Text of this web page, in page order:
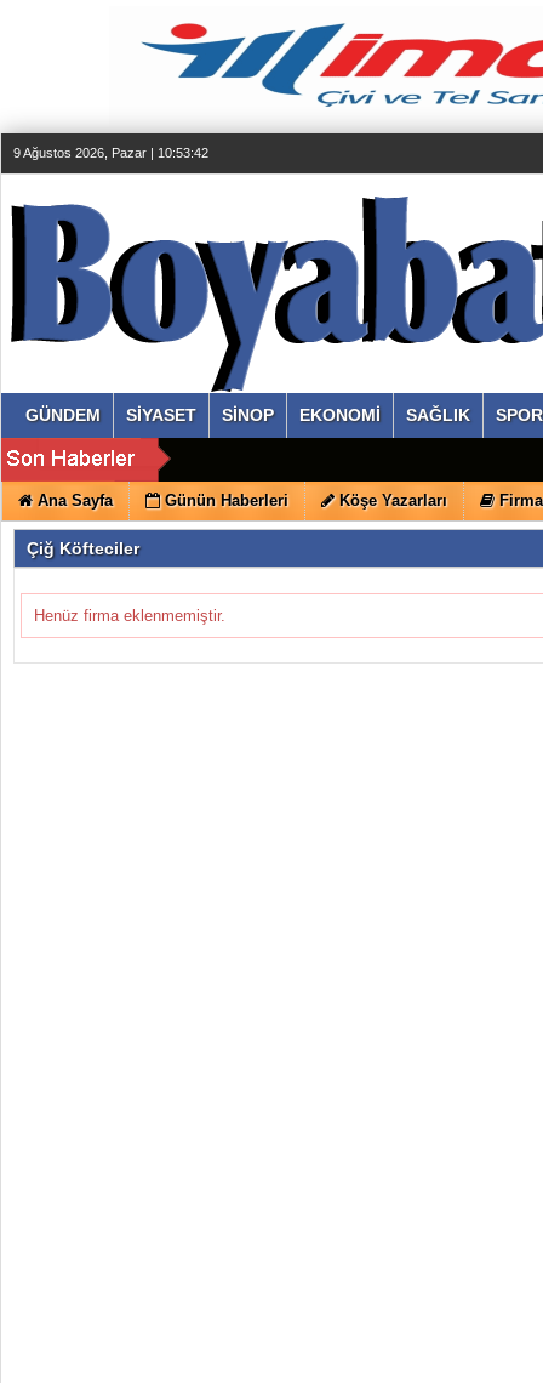
9 Ağustos 2026, Pazar | 10:53:43
GÜNDEM SİYASET SİNOP EKONOMİ SAĞLIK SPOR
Ana Sayfa Günün Haberleri Köşe Yazarları
Çiğ Köfteciler
Henüz firma eklenmemiştir.